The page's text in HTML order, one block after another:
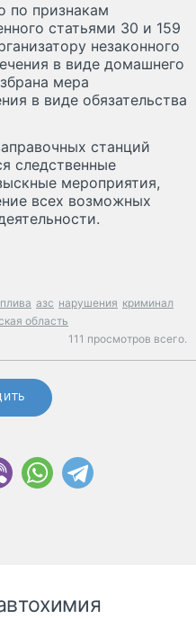
по признакам
статьями 30 и 159
незаконного
в виде домашнего
мера
в виде обязательства
станций
следственные
мероприятия,
всех возможных
азс нарушения криминал
область
111 просмотров всего.